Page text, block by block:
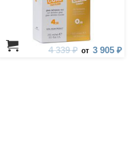
4 339 ₽ от 3 905 ₽